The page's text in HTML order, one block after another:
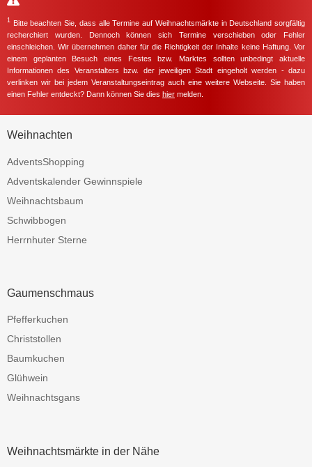
1 Bitte beachten Sie, dass alle Termine auf Weihnachtsmärkte in Deutschland sorgfältig
recherchiert wurden. Dennoch können sich Termine verschieben oder Fehler
einschleichen. Wir übernehmen daher für die Richtigkeit der Inhalte keine Haftung. Vor
einem geplanten Besuch eines Festes bzw. Marktes sollten unbedingt aktuelle
Informationen des Veranstalters bzw. der jeweiligen Stadt eingeholt werden - dazu
verlinken wir bei jedem Veranstaltungseintrag auch eine weitere Webseite. Sie haben
einen Fehler entdeckt? Dann können Sie dies hier melden.
Weihnachten
AdventsShopping
Adventskalender Gewinnspiele
Weihnachtsbaum
Schwibbogen
Herrnhuter Sterne
Gaumenschmaus
Pfefferkuchen
Christstollen
Baumkuchen
Glühwein
Weihnachtsgans
Weihnachtsmärkte in der Nähe